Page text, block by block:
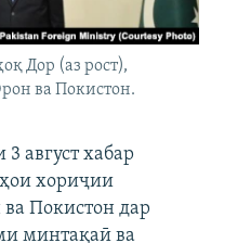
Дор (аз рост),
ва Покистон.
август хабар
хориҷии
Покистон дар
минтақаӣ ва